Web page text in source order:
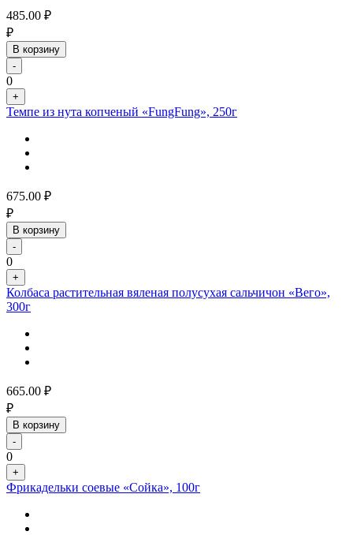
485.00 ₽
₽
В корзину
-
0
+
Темпе из нута копченый «FungFung», 250г
675.00 ₽
₽
В корзину
-
0
+
Колбаса растительная вяленая полусухая сальчичон «Вего»,
300г
665.00 ₽
₽
В корзину
-
0
+
Фрикадельки соевые «Сойка», 100г